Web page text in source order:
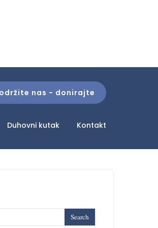
nas - donirajte
Duhovni kutak Kontakt